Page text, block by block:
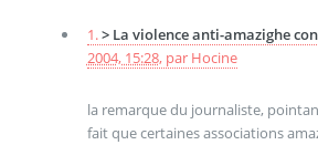
1.> La violence anti-amazighe
2004, 15:28, par Hocine
la remarque du journaliste,
fait que certaines associations